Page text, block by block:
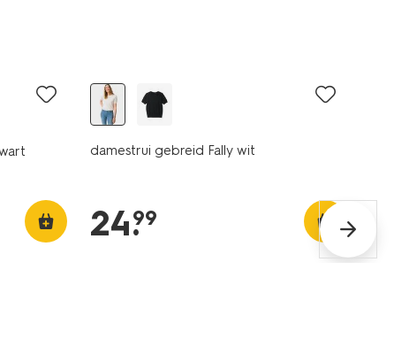
damestrui gebreid Fally wit
24.
99